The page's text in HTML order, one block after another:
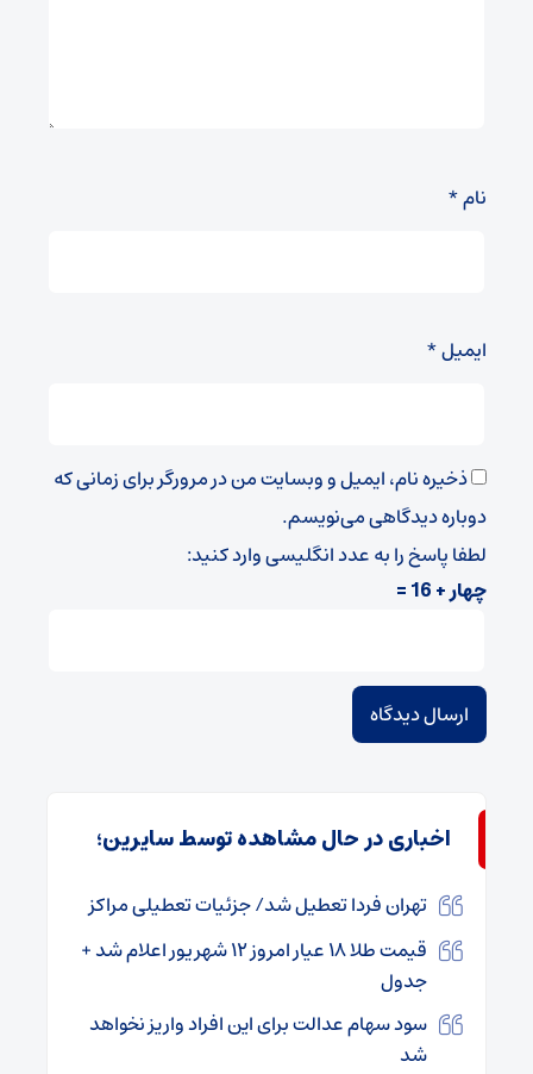
نام*
ایمیل*
ذخیره نام، ایمیل و وبسایت من در مرورگر برای زمانی که
دوباره دیدگاهی می‌نویسم.
لطفا پاسخ را به عدد انگلیسی وارد کنید:
چهار + 16 =
اخباری در حال مشاهده توسط سایرین؛
تهران فردا تعطیل شد/ جزئیات تعطیلی مراکز
قیمت طلا ۱۸ عیار امروز ۱۲ شهریور اعلام شد +
جدول
سود سهام عدالت برای این افراد واریز نخواهد
شد